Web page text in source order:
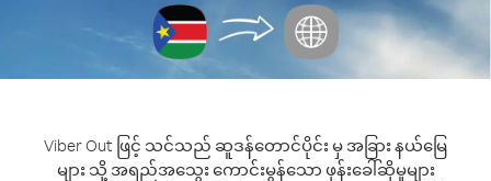
Viber Out ဖြင့် သင်သည် ဆူဒန်တောင်ပိုင်း မှ အခြား နယ်မြေ
များ သို့ အရည်အသွေး ကောင်းမွန်သော ဖုန်းခေါ်ဆိုမှုများ